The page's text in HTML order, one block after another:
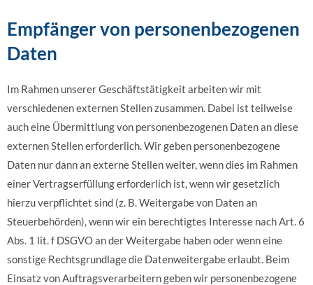
Empfänger von personenbezogenen
Daten
Im Rahmen unserer Geschäftstätigkeit arbeiten wir mit
verschiedenen externen Stellen zusammen. Dabei ist teilweise
auch eine Übermittlung von personenbezogenen Daten an diese
externen Stellen erforderlich. Wir geben personenbezogene
Daten nur dann an externe Stellen weiter, wenn dies im Rahmen
einer Vertragserfüllung erforderlich ist, wenn wir gesetzlich
hierzu verpflichtet sind (z. B. Weitergabe von Daten an
Steuerbehörden), wenn wir ein berechtigtes Interesse nach Art. 6
Abs. 1 lit. f DSGVO an der Weitergabe haben oder wenn eine
sonstige Rechtsgrundlage die Datenweitergabe erlaubt. Beim
Einsatz von Auftragsverarbeitern geben wir personenbezogene